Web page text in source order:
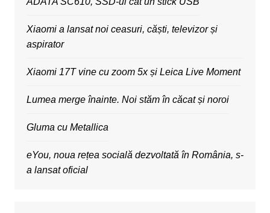
Xiaomi a lansat noi ceasuri, căști, televizor și
aspirator
Xiaomi 17T vine cu zoom 5x și Leica Live Moment
Lumea merge înainte. Noi stăm în căcat și noroi
Gluma cu Metallica
eYou, noua rețea socială dezvoltată în România, s-
a lansat oficial